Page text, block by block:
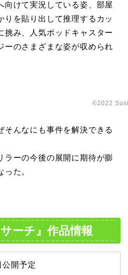
向けて実況している姿、部屋
りを貼り出して推理するカッ
挑み、人気ポッドキャスター
ーのさまざまな姿が収められ
©2022
そんなにも事件を解決できる
ラーの今後の展開に期待が膨
た。
ーチ』作品情報
開予定